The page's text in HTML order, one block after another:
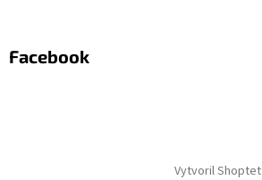
Facebook
Vytvoril Shoptet